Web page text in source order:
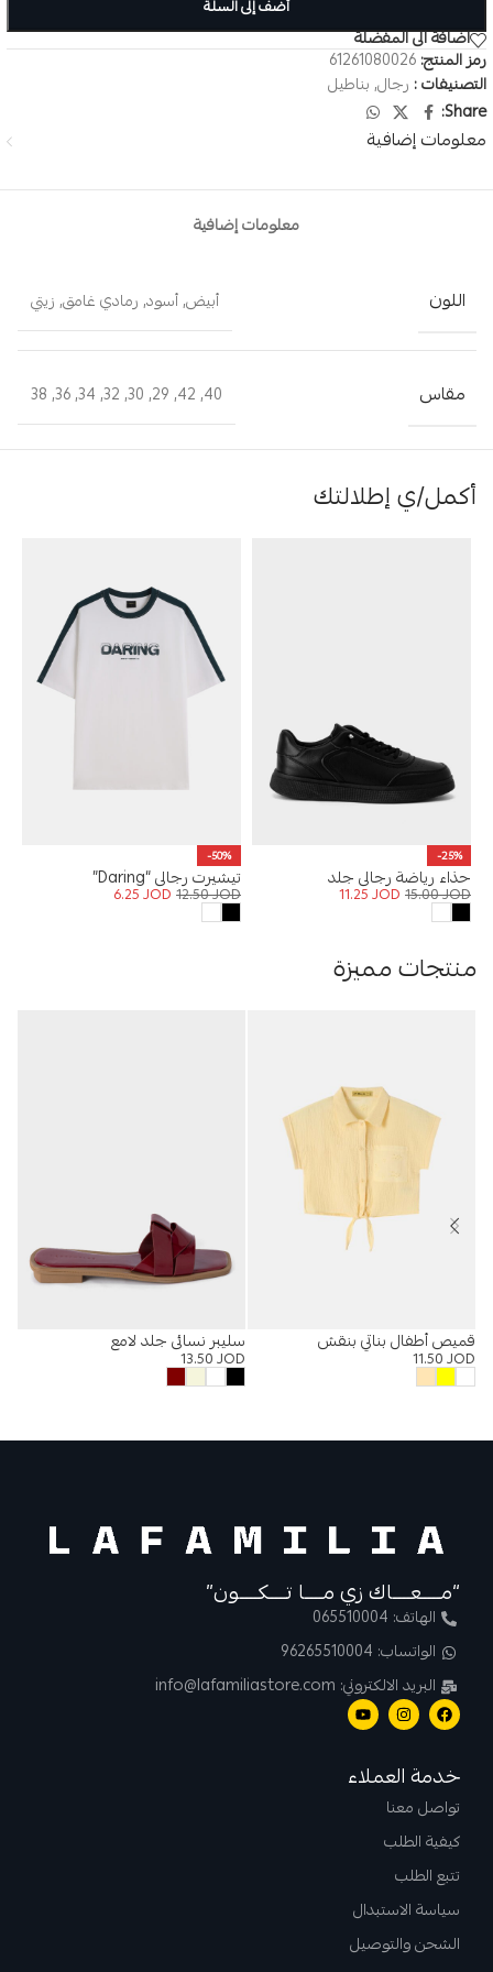
أضف إلى السلة
اضافة الى المفضلة
رمز المنتج: 61261080026
التصنيفات : رجال, بناطيل
Share:
معلومات إضافية
معلومات إضافية
اللون أبيض,أسود, رمادي غامق, زيتي
مقاس 40
,
42
,
29
,
30
,
32
,
34
,
36
,
38
أكمل/ي إطلالتك
-25%
حذاء رياضة رجالي جلد
15.00JOD
11.25JOD
-50%
تيشيرت رجالي “Daring”
12.50JOD
6.25JOD
منتجات مميزة
قميص أطفال بناتي بنقش
11.50JOD
سليبر نسائي جلد لامع
13.50JOD
“مــــعــــاك زي مــــا تــــكــــون”
الهاتف: 065510004
الواتساب: 96265510004
البريد الالكتروني: info@lafamiliastore.com
خدمة العملاء
تواصل معنا
كيفية الطلب
تتبع الطلب
سياسة الاستبدال
الشحن والتوصيل